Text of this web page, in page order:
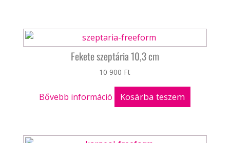
Fekete szeptária 10,3 cm
10 900 Ft
Bővebb információ Kosárba teszem